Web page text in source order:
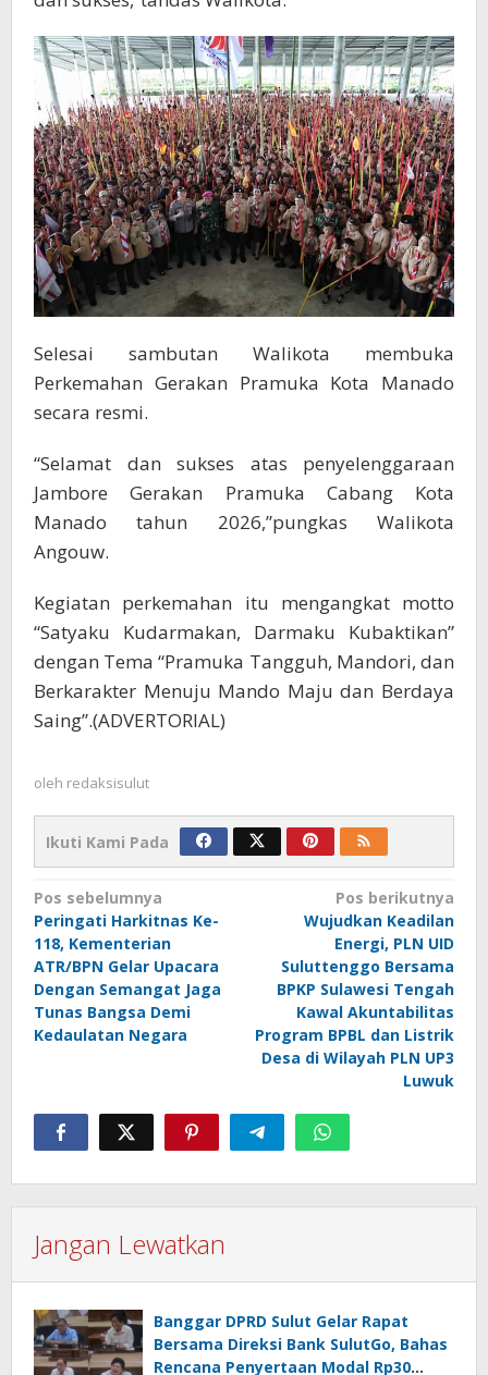
Selesai sambutan Walikota membuka
Perkemahan Gerakan Pramuka Kota Manado
secara resmi.
“Selamat dan sukses atas penyelenggaraan
Jambore Gerakan Pramuka Cabang Kota
Manado tahun 2026,”pungkas Walikota
Angouw.
Kegiatan perkemahan itu mengangkat motto
“Satyaku Kudarmakan, Darmaku Kubaktikan”
dengan Tema “Pramuka Tangguh, Mandori, dan
Berkarakter Menuju Mando Maju dan Berdaya
Saing”.(ADVERTORIAL)
oleh redaksisulut
Ikuti Kami Pada
Navigasi
pos
Pos sebelumnya
Peringati Harkitnas Ke-
118, Kementerian
ATR/BPN Gelar Upacara
Dengan Semangat Jaga
Tunas Bangsa Demi
Kedaulatan Negara
Pos berikutnya
Wujudkan Keadilan
Energi, PLN UID
Suluttenggo Bersama
BPKP Sulawesi Tengah
Kawal Akuntabilitas
Program BPBL dan Listrik
Desa di Wilayah PLN UP3
Luwuk
Jangan Lewatkan
Banggar DPRD Sulut Gelar Rapat
Bersama Direksi Bank SulutGo, Bahas
Rencana Penyertaan Modal Rp30